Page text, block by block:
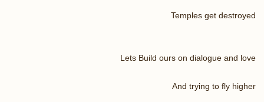
Temples get destroyed
Lets Build ours on dialogue and love
And trying to fly higher